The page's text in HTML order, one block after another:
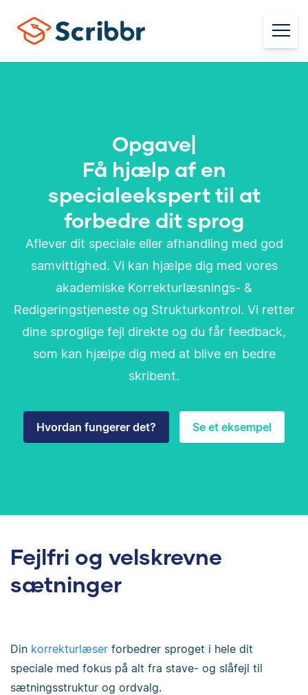
Spec|
Få hjælp af en
specialeekspert til at
forbedre dit sprog
Aflever dit speciale eller afhandling med god
samvittighed. Vi kan hjælpe dig med vores
akademiske Korrekturlæsnings- &
Redigeringstjeneste og Strukturkontrol. Vi retter
dine sproglige fejl direkte og du får feedback,
som kan hjælpe dig med at blive en bedre
skribent.
Hvordan fungerer det? Se et eksempel
Fejlfri og velskrevne
sætninger
Din korrekturlæser forbedrer sproget i hele dit
speciale med fokus på alt fra stave- og slåfejl til
sætningsstruktur og ordvalg.